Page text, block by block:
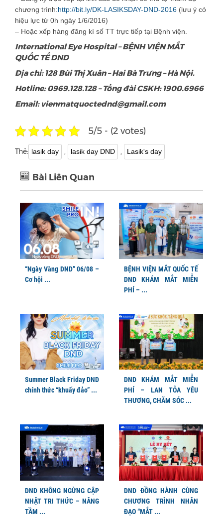
chương trình:http://bit.ly/DK-LASIKSDAY-DND-2016 (lưu ý có
hiệu lực từ 0h ngày 1/6/2016)
– Hoặc xếp hàng đăng kí số TT trực tiếp tại Bệnh viện.
International Eye Hospital – BỆNH VIỆN MẮT
QUỐC TẾ DND
Địa chỉ: 128 Bùi Thị Xuân – Hai Bà Trưng – Hà Nội.
Hotline: 0969.128.128 – Tổng đài CSKH: 1900.6966
Email: vienmatquoctednd@gmail.com
5/5 - (2 votes)
Thẻ: lasik day , lasik day DND , Lasik's day
Bài Liên Quan
“Ngày Vàng DND” 06/08 –
Cơ hội ...
BỆNH VIỆN MẮT QUỐC TẾ
DND KHÁM MẮT MIỄN
PHÍ – ...
Summer Black Friday DND
chính thức “khuấy đảo” ...
DND KHÁM MẮT MIỄN
PHÍ – LAN TỎA YÊU
THƯƠNG, CHĂM SÓC ...
DND KHÔNG NGỪNG CẬP
NHẬT TRI THỨC – NÂNG
TẦM ...
DND ĐỒNG HÀNH CÙNG
CHƯƠNG TRÌNH NHÂN
ĐẠO “MẮT ...